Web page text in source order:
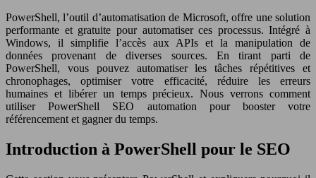
PowerShell, l’outil d’automatisation de Microsoft, offre une solution
performante et gratuite pour automatiser ces processus. Intégré à
Windows, il simplifie l’accès aux APIs et la manipulation de
données provenant de diverses sources. En tirant parti de
PowerShell, vous pouvez automatiser les tâches répétitives et
chronophages, optimiser votre efficacité, réduire les erreurs
humaines et libérer un temps précieux. Nous verrons comment
utiliser PowerShell SEO automation pour booster votre
référencement et gagner du temps.
Introduction à PowerShell pour le SEO